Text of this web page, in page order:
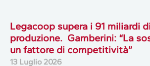
Legacoop supera i 91 miliardi
produzione. Gamberini: “La
un fattore di competitività”
13 Luglio 2026